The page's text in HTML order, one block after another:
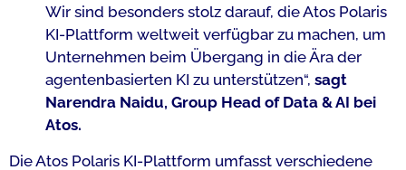
Wir sind besonders stolz darauf, die Atos Polaris
KI-Plattform weltweit verfügbar zu machen, um
Unternehmen beim Übergang in die Ära der
agentenbasierten KI zu unterstützen“, sagt
Narendra Naidu, Group Head of Data & AI bei
Atos.
Die Atos Polaris KI-Plattform umfasst verschiedene